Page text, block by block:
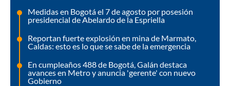
Medidas en Bogotá el 7 de agosto por posesión
presidencial de Abelardo de la Espriella
Reportan fuerte explosión en mina de Marmato,
Caldas: esto es lo que se sabe de la emergencia
En cumpleaños 488 de Bogotá, Galán destaca
avances en Metro y anuncia 'gerente' con nuevo
Gobierno